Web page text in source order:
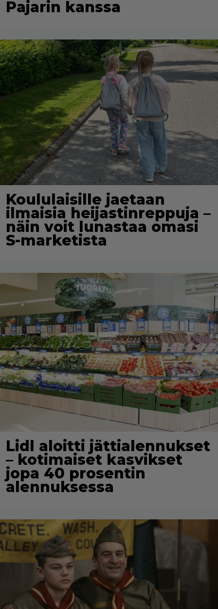
Pajarin kanssa
Koululaisille jaetaan
ilmaisia heijastinreppuja –
näin voit lunastaa omasi
S-marketista
Lidl aloitti jättialennukset
– kotimaiset kasvikset
jopa 40 prosentin
alennuksessa